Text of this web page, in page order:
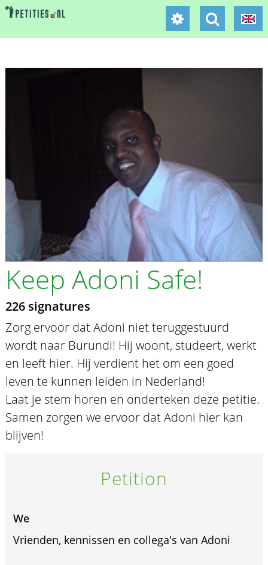
Keep Adoni Safe!
226 signatures
Zorg ervoor dat Adoni niet teruggestuurd
wordt naar Burundi! Hij woont, studeert, werkt
en leeft hier. Hij verdient het om een goed
leven te kunnen leiden in Nederland!
Laat je stem horen en onderteken deze petitie.
Samen zorgen we ervoor dat Adoni hier kan
blijven!
Petition
We
Vrienden, kennissen en collega's van Adoni